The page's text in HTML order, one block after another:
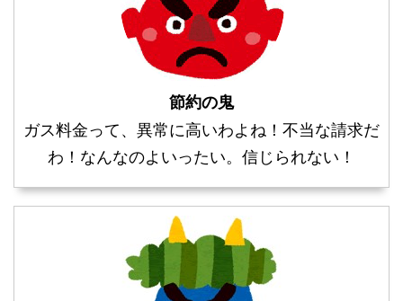
節約の鬼
ガス料金って、異常に高いわよね！不当な請求だ
わ！なんなのよいったい。信じられない！